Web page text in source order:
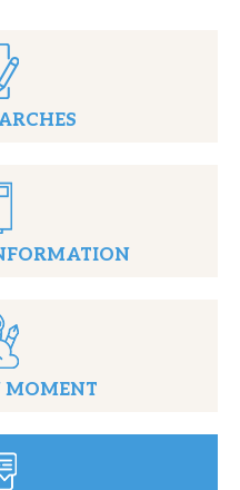
MOMENT